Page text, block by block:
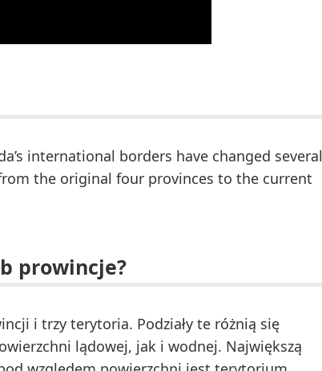
international borders have changed several
the original four provinces to the current
prowincje?
i trzy terytoria. Podziały te różnią się
lądowej, jak i wodnej. Największą